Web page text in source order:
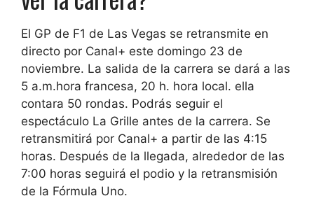
El GP de F1 de Las Vegas se retransmite en
directo por Canal+ este domingo 23 de
noviembre. La salida de la carrera se dará a las
5 a.m.hora francesa, 20 h. hora local. ella
contara 50 rondas. Podrás seguir el
espectáculo La Grille antes de la carrera. Se
retransmitirá por Canal+ a partir de las 4:15
horas. Después de la llegada, alrededor de las
7:00 horas seguirá el podio y la retransmisión
de la Fórmula Uno.